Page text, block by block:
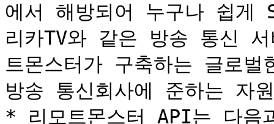
에서 해방되어 누구나 쉽
리카TV와 같은 방송 통신
트몬스터가 구축하는 글로
방송 통신회사에 준하는 자
* 리모트몬스터 API는 다음